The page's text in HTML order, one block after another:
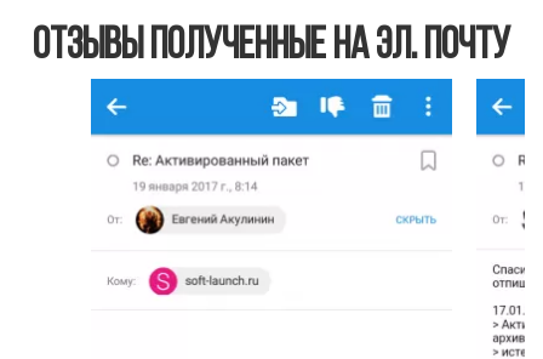
что
Отзывы полученные на эл. почту